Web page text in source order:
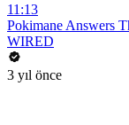
11:13
Pokimane Answers
WIRED
3 yıl önce